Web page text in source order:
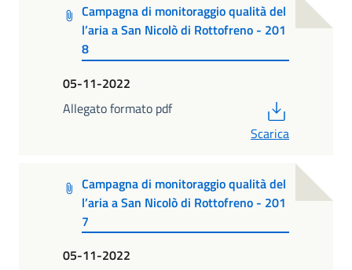
Campagna di monitoraggio qualità del
l’aria a San Nicolò di Rottofreno - 201
8
05-11-2022
Allegato formato pdf
Scarica
Campagna di monitoraggio qualità del
l’aria a San Nicolò di Rottofreno - 201
7
05-11-2022